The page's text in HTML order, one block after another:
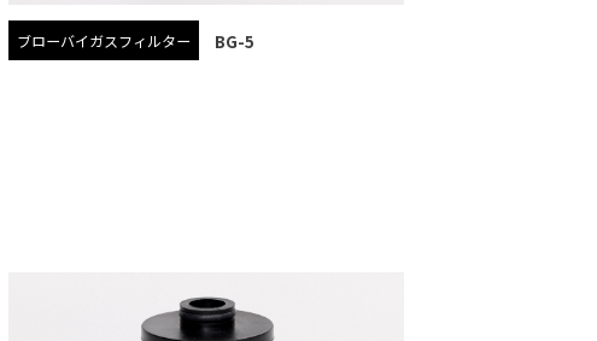
ブローバイガスフィルター BG-5